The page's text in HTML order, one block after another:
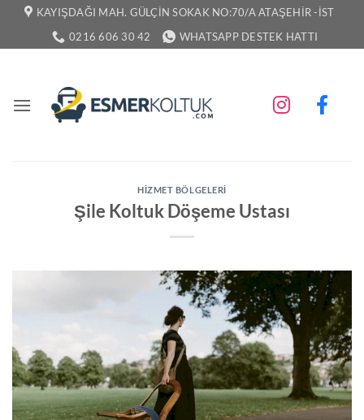
İçeriğe KAYIŞDAĞI MAH. GÜLÇIN SOKAK NO:70/A ATAŞEHIR -İST
0216 606 30 42
WHATSAPP DESTEK HATTI
HIZMET BÖLGELERI
Şile Koltuk Döşeme Ustası